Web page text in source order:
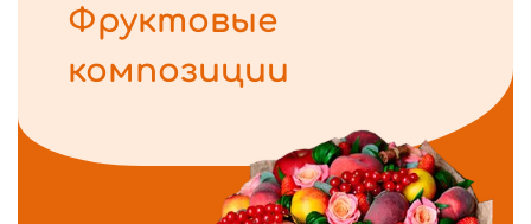
Фруктовые
композиции